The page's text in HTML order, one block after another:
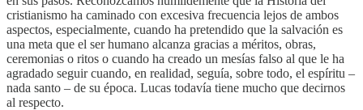
cristianismo ha caminado con excesiva frecuencia lejos de ambos
aspectos, especialmente, cuando ha pretendido que la salvación es
una meta que el ser humano alcanza gracias a méritos, obras,
ceremonias o ritos o cuando ha creado un mesías falso al que le ha
agradado seguir cuando, en realidad, seguía, sobre todo, el espíritu –
nada santo – de su época. Lucas todavía tiene mucho que decirnos
al respecto.